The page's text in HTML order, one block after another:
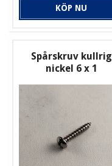
KÖP NU
Spårskruv kullrig
nickel 6 x 1